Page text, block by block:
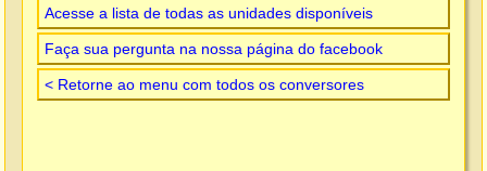
Acesse a lista de todas as unidades disponíveis
Faça sua pergunta na nossa página do facebook
< Retorne ao menu com todos os conversores